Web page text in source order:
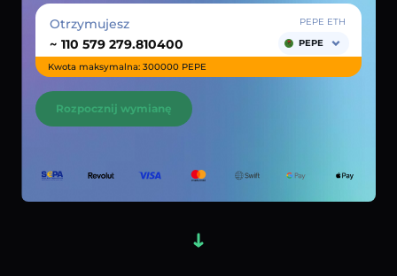
Otrzymujesz
~
PEPE ETH
PEPE
Kwota maksymalna: 300000 PEPE
Rozpocznij wymianę